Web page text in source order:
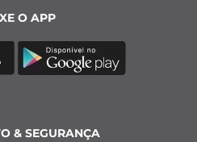
O APP
& SEGURANÇA